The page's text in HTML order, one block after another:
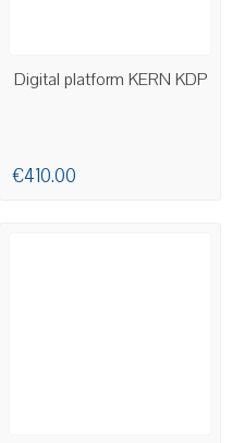
AVAILABLE
Digital platform KERN KDP
€410.00